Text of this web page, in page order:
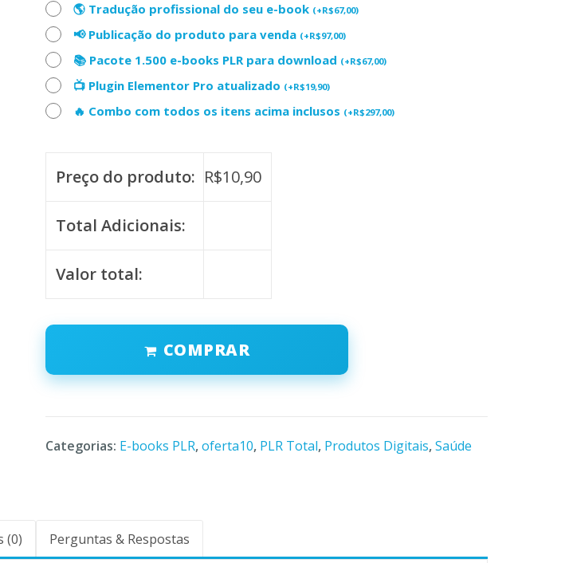
🌎 Tradução profissional do seu e-book (+R$67,00)
📢 Publicação do produto para venda (+R$97,00)
📚 Pacote 1.500 e-books PLR para download (+R$67,00)
📺 Plugin Elementor Pro atualizado (+R$19,90)
🔥 Combo com todos os itens acima inclusos (+R$297,00)
Preço do produto: R$10,90
Total Adicionais:
Valor total:
COMPRAR
Categorias: E-books PLR,oferta10, PLR Total, Produtos Digitais,Saúde
(0) Perguntas & Respostas